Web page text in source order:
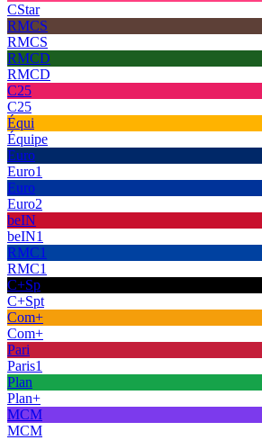
CStar
RMCS
RMCS
RMCD
RMCD
C25
C25
Équi
Équipe
Euro
Euro1
Euro
Euro2
beIN
beIN1
RMC1
RMC1
C+Sp
C+Spt
Com+
Com+
Pari
Paris1
Plan
Plan+
MCM
MCM